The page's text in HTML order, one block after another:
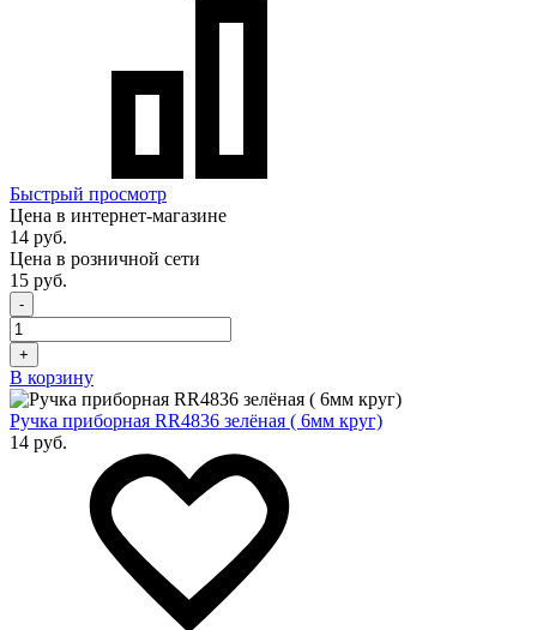
Быстрый просмотр
Цена в интернет-магазине
14 руб.
Цена в розничной сети
15 руб.
-
+
В корзину
Ручка приборная RR4836 зелёная ( 6мм круг)
14 руб.